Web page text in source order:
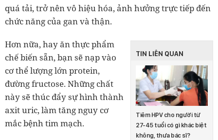
quá tải, trở nên vô hiệu hóa, ảnh hưởng trực tiếp đến
chức năng của gan và thận.
TIN LIÊN QUAN
Tiêm HPV cho người từ
27-45 tuổi có gì khác biệt
không, thưa bác sĩ?
Hơn nữa, hay ăn thực phẩm
chế biến sẵn, bạn sẽ nạp vào
cơ thể lượng lớn protein,
đường fructose. Những chất
này sẽ thúc đẩy sự hình thành
axit uric, làm tăng nguy cơ
mắc bệnh tim mạch.